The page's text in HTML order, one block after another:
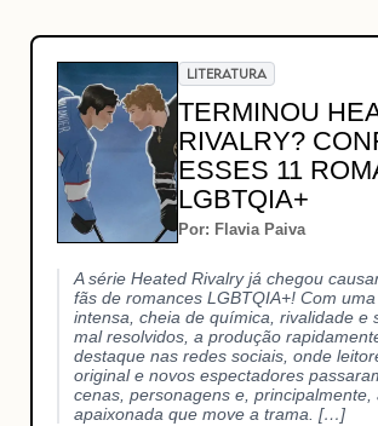
LITERATURA
TERMINOU
RIVALRY?
ESSES 11
LGBTQIA+
Por: Flavia Paiva
A série Heated Rivalry já chegou
fãs de romances LGBTQIA+! Com
intensa, cheia de química, rivalidade e
mal resolvidos, a produção
destaque nas redes sociais, onde
original e novos espectadores
cenas, personagens e, principalmente,
apaixonada que move a trama. […]